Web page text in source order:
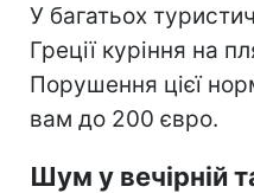
У багатьох
Греції куріння на
Порушення цієї
вам до 200 євро.
Шум у вечірній